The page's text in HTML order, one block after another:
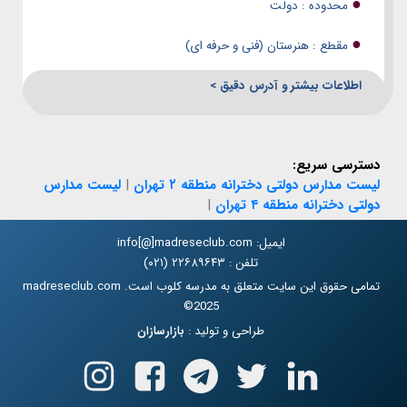
محدوده : دولت
● مقطع : هنرستان (فنی و حرفه ای)
اطلاعات بیشتر و آدرس دقیق >
دسترسی سریع:
لیست مدارس دولتی دخترانه منطقه ۲ تهران
| لیست مدارس
دولتی دخترانه منطقه ۴ تهران
|
ایمیل: info[@]madreseclub.com
تلفن : ۲۲۶۸۹۶۴۳ (۰۲۱)
تمامی حقوق این سایت متعلق به مدرسه کلوب است. madreseclub.com
2025©
طراحی و تولید : بازارسازان